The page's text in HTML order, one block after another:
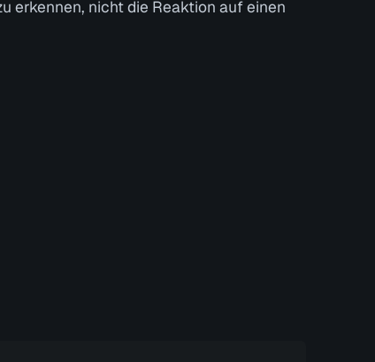
erkennen, nicht die Reaktion auf einen